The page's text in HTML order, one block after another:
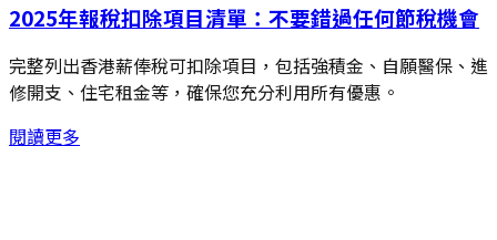
2025年報稅扣除項目清單：不要錯過任何節稅機會
完整列出香港薪俸稅可扣除項目，包括強積金、自願醫保、進
修開支、住宅租金等，確保您充分利用所有優惠。
閱讀更多